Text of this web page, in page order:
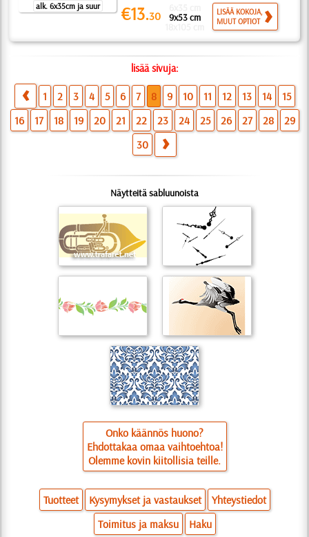
alk. 6x35cm ja suur €13.30 9x53 cm
LISÄÄ KOKOJA,
MUUT OPTIOT
lisää sivuja:
1 2 3 4 5 6 7 8 9 10 11 12 13 14
15
16
17 18 19 20 21 22 23 24 25 26 27 28
29
30
Näytteitä sabluunoista
Onko käännös huono?
Ehdottakaa omaa vaihtoehtoa!
Olemme kovin kiitollisia teille.
Tuotteet Kysymykset ja vastaukset
Yhteystiedot
Toimitus ja maksu
Haku